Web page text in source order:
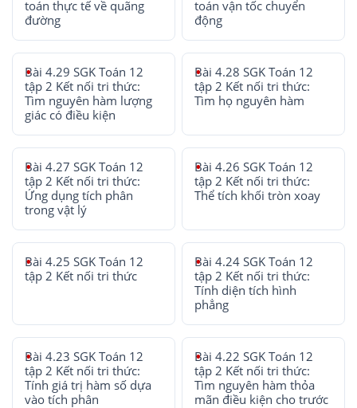
toán thực tế về quãng
đường
toán vận tốc chuyển
động
Bài 4.29 SGK Toán 12
tập 2 Kết nối tri thức:
Tìm nguyên hàm lượng
giác có điều kiện
Bài 4.28 SGK Toán 12
tập 2 Kết nối tri thức:
Tìm họ nguyên hàm
Bài 4.27 SGK Toán 12
tập 2 Kết nối tri thức:
Ứng dụng tích phân
trong vật lý
Bài 4.26 SGK Toán 12
tập 2 Kết nối tri thức:
Thể tích khối tròn xoay
Bài 4.25 SGK Toán 12
tập 2 Kết nối tri thức
Bài 4.24 SGK Toán 12
tập 2 Kết nối tri thức:
Tính diện tích hình
phẳng
Bài 4.23 SGK Toán 12
tập 2 Kết nối tri thức:
Tính giá trị hàm số dựa
vào tích phân
Bài 4.22 SGK Toán 12
tập 2 Kết nối tri thức:
Tìm nguyên hàm thỏa
mãn điều kiện cho trước